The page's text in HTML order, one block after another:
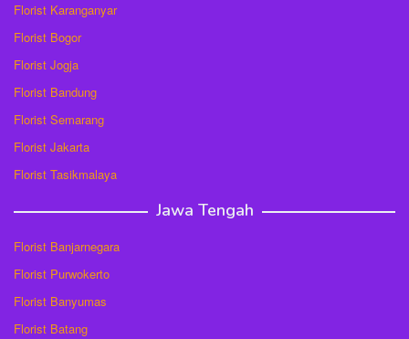
Florist Karanganyar
Florist Bogor
Florist Jogja
Florist Bandung
Florist Semarang
Florist Jakarta
Florist Tasikmalaya
Jawa Tengah
Florist Banjarnegara
Florist Purwokerto
Florist Banyumas
Florist Batang